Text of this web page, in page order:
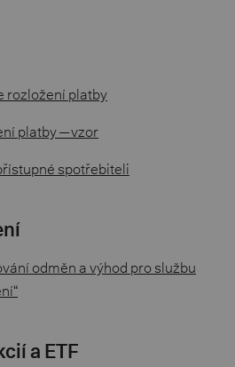
rozložení platby
platby — vzor
spotřebiteli
odměn a výhod pro službu
a ETF